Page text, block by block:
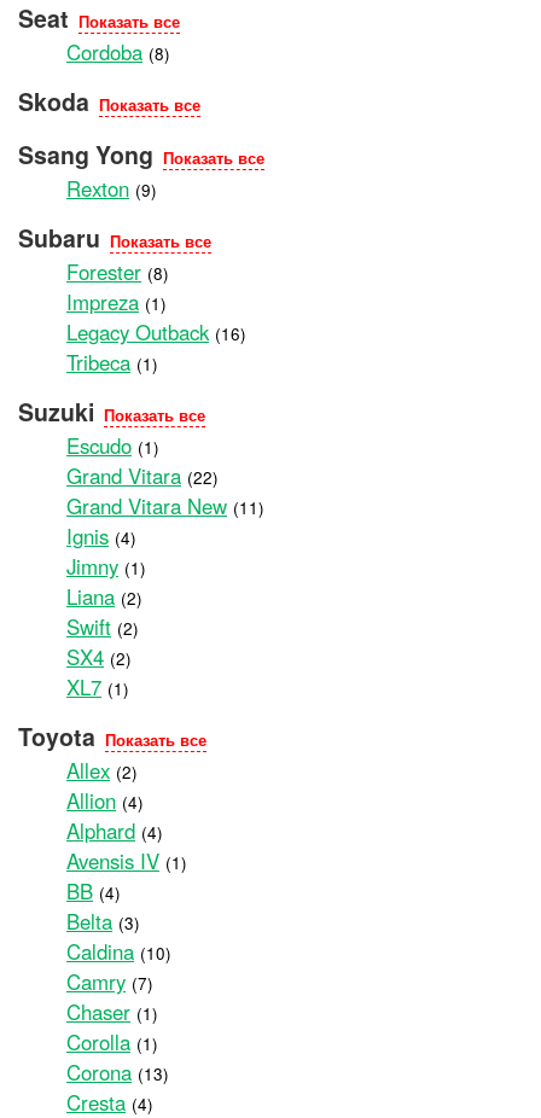
Seat Показать все
Cordoba (8)
Skoda Показать все
Ssang Yong Показать все
Rexton (9)
Subaru Показать все
Forester (8)
Impreza (1)
Legacy Outback (16)
Tribeca (1)
Suzuki Показать все
Escudo (1)
Grand Vitara (22)
Grand Vitara New (11)
Ignis (4)
Jimny (1)
Liana (2)
Swift (2)
SX4 (2)
XL7 (1)
Toyota Показать все
Allex (2)
Allion (4)
Alphard (4)
Avensis IV (1)
BB (4)
Belta (3)
Caldina (10)
Camry (7)
Chaser (1)
Corolla (1)
Corona (13)
Cresta (4)